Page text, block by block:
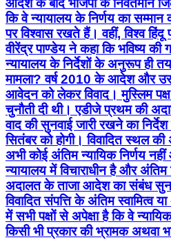
आदेश के बाद भाजपा के निवर्तमान
कि वे न्यायालय के निर्णय का
पर विश्वास रखते हैं। वहीं, विश्व हिंदू
वीरेंद्र पाण्डेय ने कहा कि भविष्य की
न्यायालय के निर्देशों के अनुरूप ही
मामला? वर्ष 2010 के आदेश और
आवेदन को लेकर विवाद। मुस्लिम
चुनौती दी थी। एडीजे प्रथम की
वाद की सुनवाई जारी रखने का
सितंबर को होगी। विवादित स्थल की
अभी कोई अंतिम न्यायिक निर्णय
न्यायालय में विचाराधीन है और
अदालत के ताजा आदेश का संबंध
विवादित संपत्ति के अंतिम स्वामित्व
में सभी पक्षों से अपेक्षा है कि वे
किसी भी प्रकार की भ्रामक अथवा